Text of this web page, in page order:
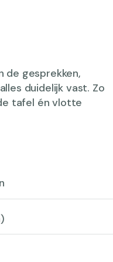
de gesprekken,
duidelijk vast. Zo
tafel én vlotte